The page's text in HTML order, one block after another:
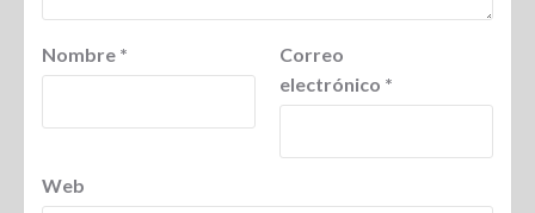
Nombre *
Correo
electrónico *
Web